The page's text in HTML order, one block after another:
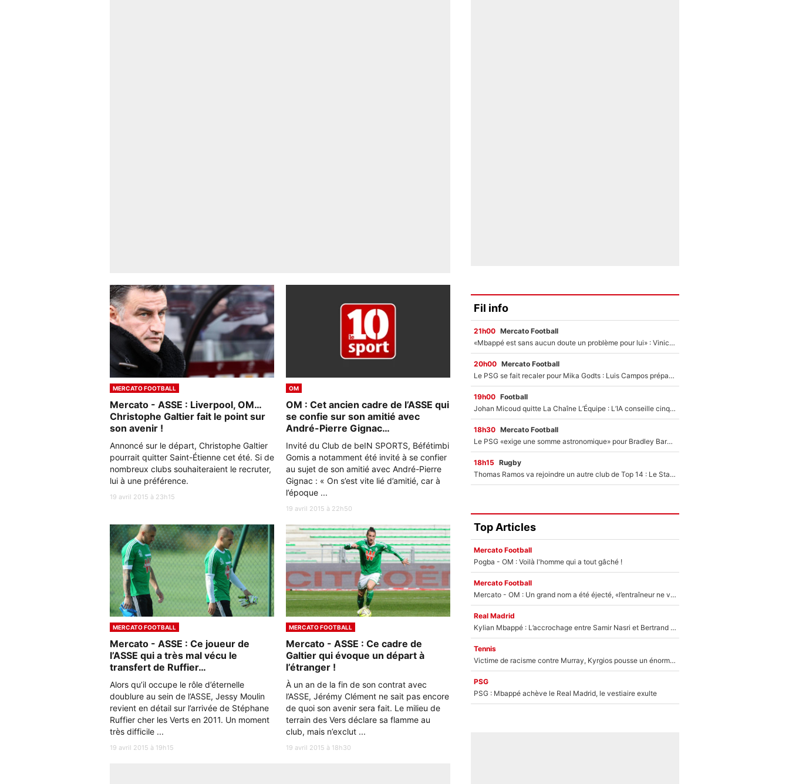
MERCATO FOOTBALL
Mercato - ASSE : Liverpool, OM…
Christophe Galtier fait le point sur
son avenir !
Annoncé sur le départ, Christophe Galtier
pourrait quitter Saint-Étienne cet été. Si de
nombreux clubs souhaiteraient le recruter,
lui à une préférence.
19 avril 2015 à 23h15
OM
OM : Cet ancien cadre de l’ASSE qui
se confie sur son amitié avec
André-Pierre Gignac…
Invité du Club de beIN SPORTS, Béfétimbi
Gomis a notamment été invité à se confier
au sujet de son amitié avec André-Pierre
Gignac : « On s’est vite lié d’amitié, car à
l’époque ...
19 avril 2015 à 22h50
MERCATO FOOTBALL
Mercato - ASSE : Ce joueur de
l’ASSE qui a très mal vécu le
transfert de Ruffier…
Alors qu’il occupe le rôle d’éternelle
doublure au sein de l’ASSE, Jessy Moulin
revient en détail sur l’arrivée de Stéphane
Ruffier cher les Verts en 2011. Un moment
très difficile ...
19 avril 2015 à 19h15
MERCATO FOOTBALL
Mercato - ASSE : Ce cadre de
Galtier qui évoque un départ à
l’étranger !
À un an de la fin de son contrat avec
l’ASSE, Jérémy Clément ne sait pas encore
de quoi son avenir sera fait. Le milieu de
terrain des Vers déclare sa flamme au
club, mais n’exclut ...
19 avril 2015 à 18h30
Fil info
21h00 Mercato Football
«Mbappé est sans aucun doute un problème pour lui» : Vinicius Jr bientôt sacrifié par le Real Madrid ?
20h00 Mercato Football
Le PSG se fait recaler pour Mika Godts : Luis Campos prépare déjà une nouvelle offensive pour boucler son transfert !
19h00 Football
Johan Micoud quitte La Chaîne L’Équipe : L’IA conseille cinq noms à Olivier Ménard pour le remplacer dans L’Équipe du Soir
18h30 Mercato Football
Le PSG «exige une somme astronomique» pour Bradley Barcola : Fabrizio Romano confirme sa prochaine destination !
18h15 Rugby
Thomas Ramos va rejoindre un autre club de Top 14 : Le Stade Toulousain annonce son transfert un an à l’avance !
Top Articles
Mercato Football
Pogba - OM : Voilà l'homme qui a tout gâché !
Mercato Football
Mercato - OM : Un grand nom a été éjecté, «l’entraîneur ne voulait pas me conserver»
Real Madrid
Kylian Mbappé : L’accrochage entre Samir Nasri et Bertrand Latour sur Canal+
Tennis
Victime de racisme contre Murray, Kyrgios pousse un énorme coup de gueule !
PSG
PSG : Mbappé achève le Real Madrid, le vestiaire exulte